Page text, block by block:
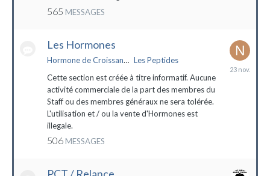
565 MESSAGES
Les Hormones
Hormone de Croissance (HGH) Les Peptides
Cette section est créée à titre informatif. Aucune
activité commerciale de la part des membres du
Staff ou des membres généraux ne sera tolérée.
L'utilisation et / ou la vente d'Hormones est
illegale.
506 MESSAGES
23